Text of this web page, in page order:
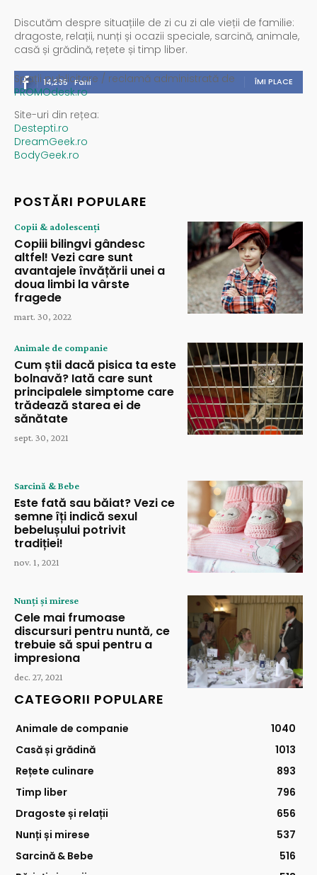
Discutăm despre situațiile de zi cu zi ale vieții de familie:
dragoste, relații, nunți și ocazii speciale, sarcină, animale,
casă și grădină, rețete și timp liber.
14,235 Fani ÎMI PLACE
Spații publicitare / reclamă administrată de
PROMOdesk.ro
Site-uri din rețea:
Destepti.ro
DreamGeek.ro
BodyGeek.ro
POSTĂRI POPULARE
Copii & adolescenți
Copiii bilingvi gândesc
altfel! Vezi care sunt
avantajele învățării unei a
doua limbi la vârste
fragede
mart. 30, 2022
Animale de companie
Cum știi dacă pisica ta este
bolnavă? Iată care sunt
principalele simptome care
trădează starea ei de
sănătate
sept. 30, 2021
Sarcină & Bebe
Este fată sau băiat? Vezi ce
semne îți indică sexul
bebelușului potrivit
tradiției!
nov. 1, 2021
Nunți și mirese
Cele mai frumoase
discursuri pentru nuntă, ce
trebuie să spui pentru a
impresiona
dec. 27, 2021
CATEGORII POPULARE
Animale de companie
1040
Casă și grădină
1013
Rețete culinare
893
Timp liber
796
Dragoste și relații
656
Nunți și mirese
537
Sarcină & Bebe
516